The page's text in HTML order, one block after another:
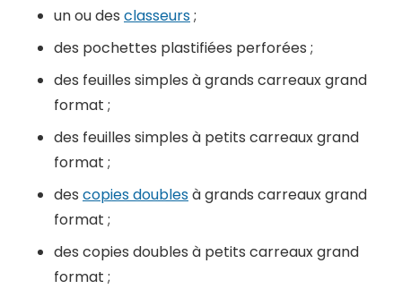
un ou des classeurs;
des pochettes plastifiées perforées ;
des feuilles simples à grands carreaux grand
format ;
des feuilles simples à petits carreaux grand
format ;
des copies doublesà grands carreaux grand
format ;
des copies doubles à petits carreaux grand
format ;